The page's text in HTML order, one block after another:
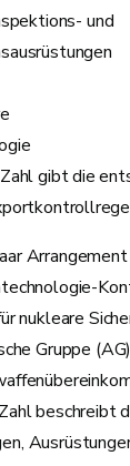
und
gibt die
nukleare
Gruppe (AG)
beschreibt